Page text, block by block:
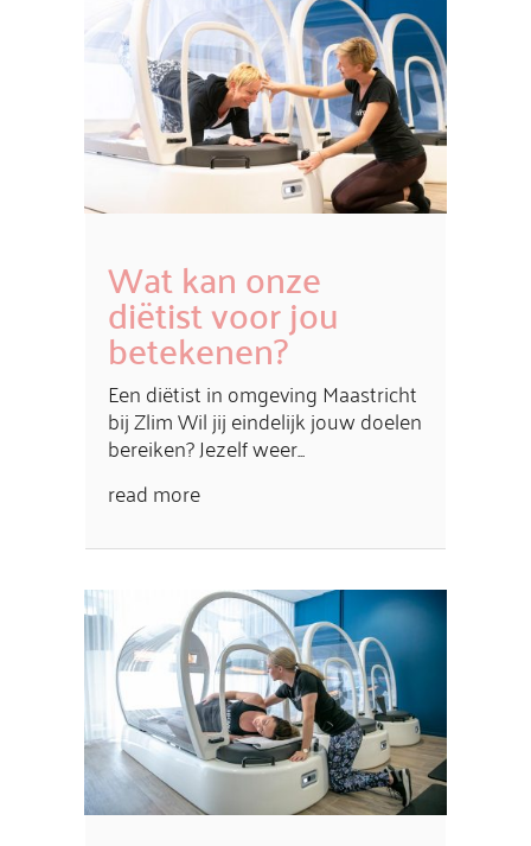
Wat kan onze
diëtist voor jou
betekenen?
Een diëtist in omgeving Maastricht
bij Zlim Wil jij eindelijk jouw doelen
bereiken? Jezelf weer...
read more